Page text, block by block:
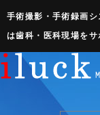
手術撮影・手術録画
は歯科・医科現場をサ